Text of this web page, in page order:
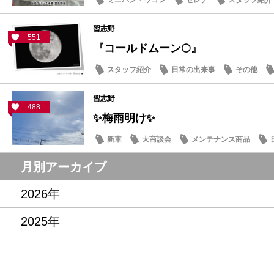
551
習志野
『コールドムーン🌕』
スタッフ紹介 日常の出来事 その他
488
習志野
✨梅雨明け✨
新車 大商談会 メンテナンス商品
月別アーカイブ
2026年
2025年